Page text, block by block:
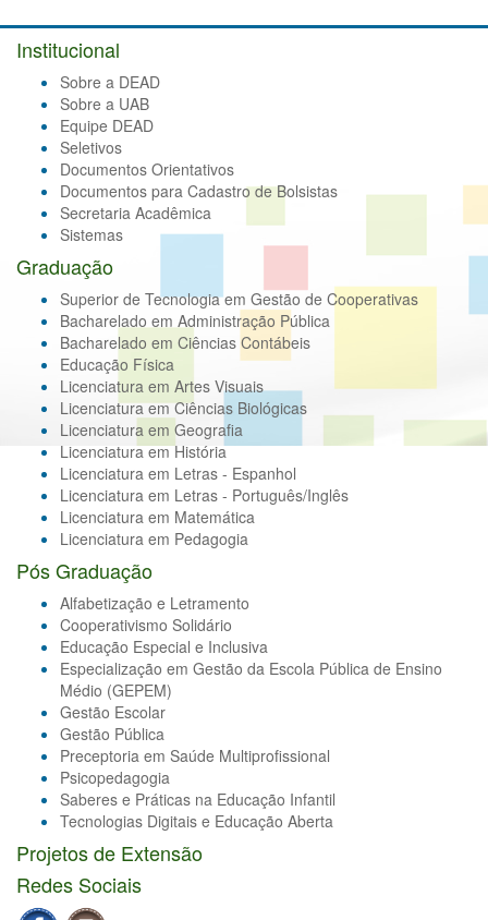
Institucional
Sobre a DEAD
Sobre a UAB
Equipe DEAD
Seletivos
Documentos Orientativos
Documentos para Cadastro de Bolsistas
Secretaria Acadêmica
Sistemas
Graduação
Superior de Tecnologia em Gestão de Cooperativas
Bacharelado em Administração Pública
Bacharelado em Ciências Contábeis
Educação Física
Licenciatura em Artes Visuais
Licenciatura em Ciências Biológicas
Licenciatura em Geografia
Licenciatura em História
Licenciatura em Letras - Espanhol
Licenciatura em Letras - Português/Inglês
Licenciatura em Matemática
Licenciatura em Pedagogia
Pós Graduação
Alfabetização e Letramento
Cooperativismo Solidário
Educação Especial e Inclusiva
Especialização em Gestão da Escola Pública de Ensino
Médio (GEPEM)
Gestão Escolar
Gestão Pública
Preceptoria em Saúde Multiprofissional
Psicopedagogia
Saberes e Práticas na Educação Infantil
Tecnologias Digitais e Educação Aberta
Projetos de Extensão
Redes Sociais